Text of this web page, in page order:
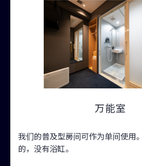
万能室
我们的普及型房间可作为单间使用
的，没有浴缸。